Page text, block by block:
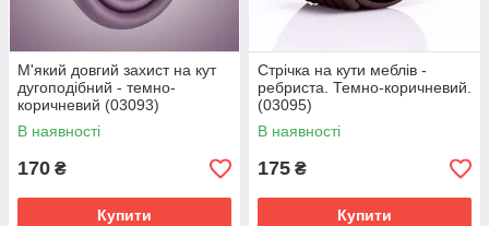
М'який довгий захист на кут
дугоподібний - темно-
коричневий (03093)
В наявності
170 ₴
Купити
Стрічка на кути меблів -
ребриста. Темно-коричневий.
(03095)
В наявності
175 ₴
Купити